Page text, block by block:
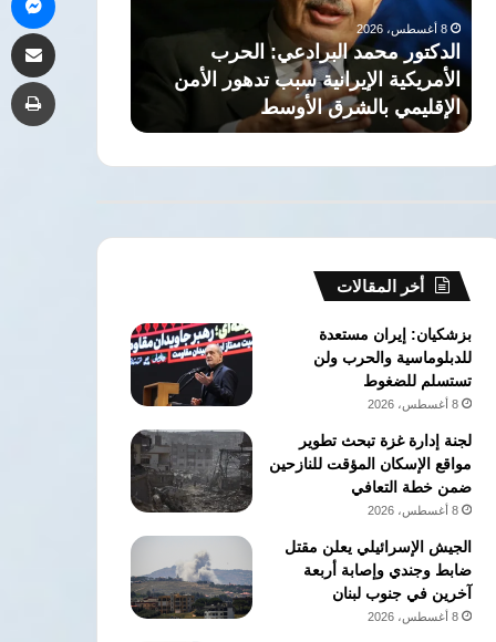
الحرب
الأمن
أي
دولة
في
المنطقة
7 أغسطس، 2026
السعودية: “اتفاقية مكة” لا تستهدف أي
دولة في المنطقة
أخر المقالات
بزشكيان: إيران مستعدة
للدبلوماسية والحرب ولن
تستسلم للضغوط
8 أغسطس، 2026
لجنة إدارة غزة تبحث تطوير
مواقع الإسكان المؤقت للنازحين
ضمن خطة التعافي
8 أغسطس، 2026
الجيش الإسرائيلي يعلن مقتل
ضابط وجندي وإصابة أربعة
آخرين في جنوب لبنان
8 أغسطس، 2026